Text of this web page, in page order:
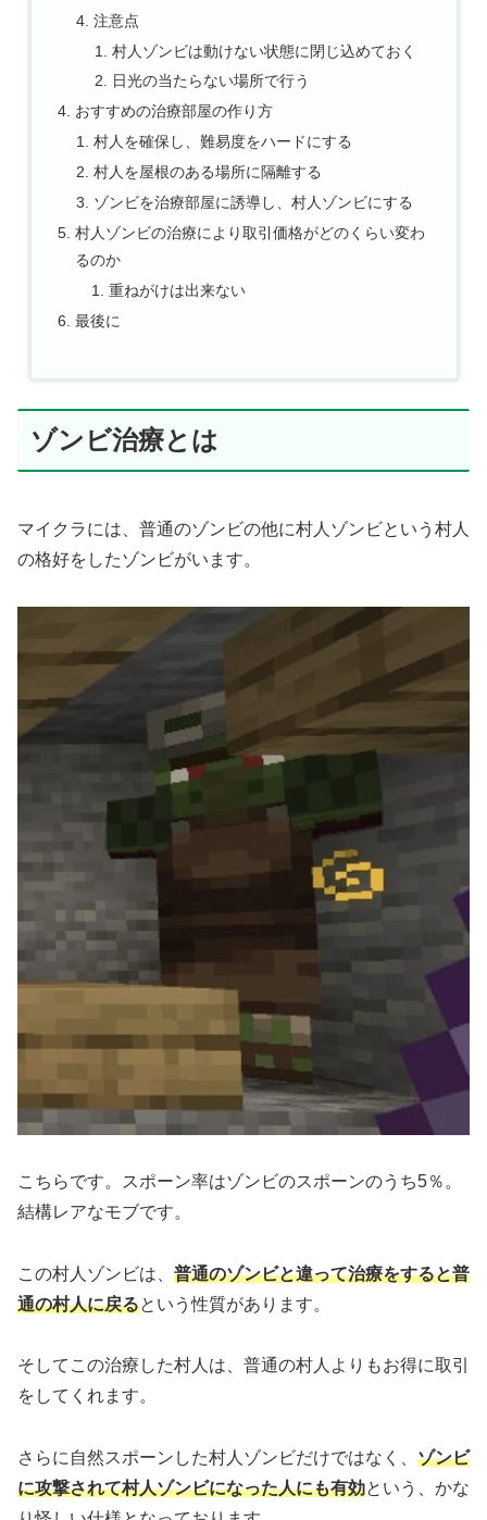
注意点
村人ゾンビは動けない状態に閉じ込めておく
日光の当たらない場所で行う
おすすめの治療部屋の作り方
村人を確保し、難易度をハードにする
村人を屋根のある場所に隔離する
ゾンビを治療部屋に誘導し、村人ゾンビにする
村人ゾンビの治療により取引価格がどのくらい変わ
るのか
重ねがけは出来ない
最後に
ゾンビ治療とは
マイクラには、普通のゾンビの他に村人ゾンビという村人
の格好をしたゾンビがいます。
こちらです。スポーン率はゾンビのスポーンのうち5％。
結構レアなモブです。
この村人ゾンビは、 普通のゾンビと違って治療をすると普
通の村人に戻るという性質があります。
そしてこの治療した村人は、普通の村人よりもお得に取引
をしてくれます。
さらに自然スポーンした村人ゾンビだけではなく、 ゾンビ
に攻撃されて村人ゾンビになった人にも有効という、かな